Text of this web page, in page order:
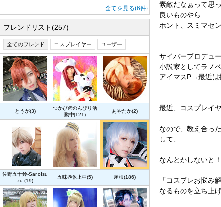
全てを見る(6件)
フレンドリスト(257)
全てのフレンド コスプレイヤー ユーザー
とうが(3)
つかぴ@のんびり活
動中(121)
あやたか(2)
佐野五十鈴-SanoIsu
zu-(19)
五味@休止中(5) 屋根(186)
素敵だなぁって思
良いものやら……
ホント、スミマセ
サイバープロデュ
小説家としてラノ
アイマスP→最近は
最近、コスプレイ
なので、教え合っ
して、
なんとかしないと
「コスプレお悩み
なるものを立ち上